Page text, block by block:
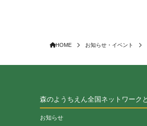
HOME お知らせ・イベント
森のようちえん全国ネットワーク
お知らせ